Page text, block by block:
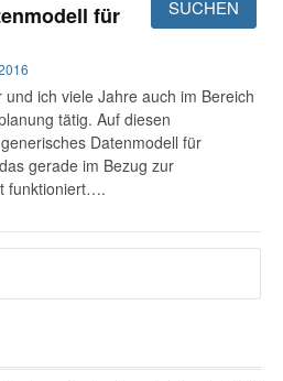
für
ich viele Jahre auch im Bereich
tätig. Auf diesen
Datenmodell für
gerade im Bezug zur
funktioniert….